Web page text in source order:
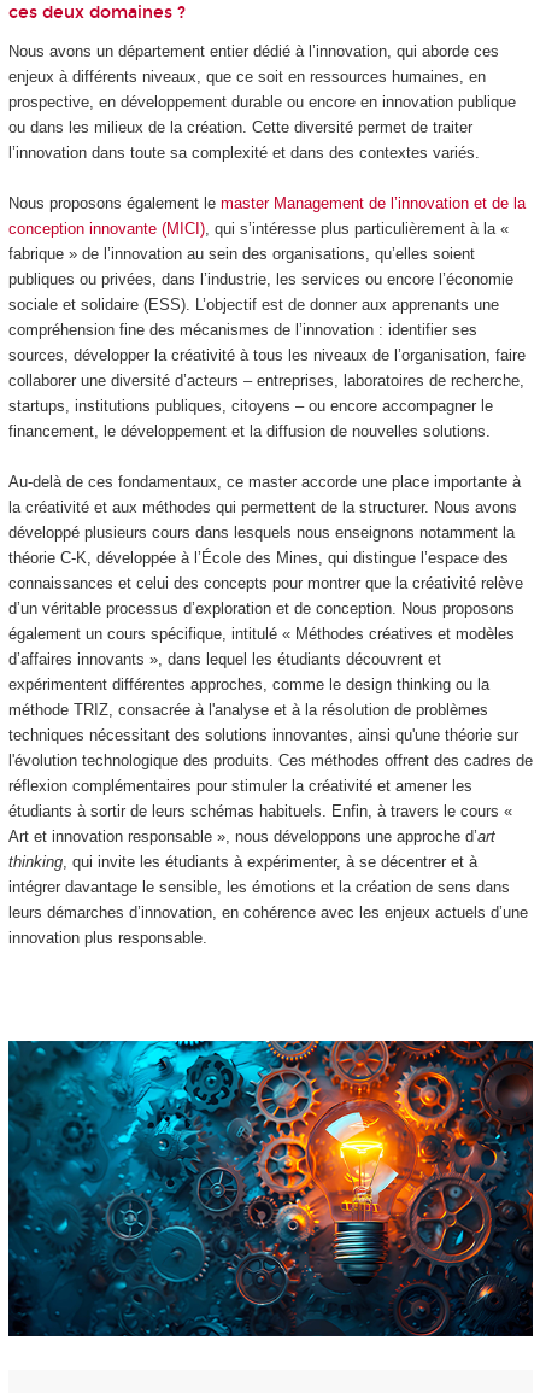
ces deux domaines ?
Nous avons un département entier dédié à l’innovation, qui aborde ces
enjeux à différents niveaux, que ce soit en ressources humaines, en
prospective, en développement durable ou encore en innovation publique
ou dans les milieux de la création. Cette diversité permet de traiter
l’innovation dans toute sa complexité et dans des contextes variés.
Nous proposons également le master Management de l’innovation et de la
conception innovante (MICI), qui s’intéresse plus particulièrement à la «
fabrique » de l’innovation au sein des organisations, qu’elles soient
publiques ou privées, dans l’industrie, les services ou encore l’économie
sociale et solidaire (ESS). L’objectif est de donner aux apprenants une
compréhension fine des mécanismes de l’innovation : identifier ses
sources, développer la créativité à tous les niveaux de l’organisation, faire
collaborer une diversité d’acteurs – entreprises, laboratoires de recherche,
startups, institutions publiques, citoyens – ou encore accompagner le
financement, le développement et la diffusion de nouvelles solutions.
Au-delà de ces fondamentaux, ce master accorde une place importante à
la créativité et aux méthodes qui permettent de la structurer. Nous avons
développé plusieurs cours dans lesquels nous enseignons notamment la
théorie C-K, développée à l’École des Mines, qui distingue l’espace des
connaissances et celui des concepts pour montrer que la créativité relève
d’un véritable processus d’exploration et de conception. Nous proposons
également un cours spécifique, intitulé « Méthodes créatives et modèles
d’affaires innovants », dans lequel les étudiants découvrent et
expérimentent différentes approches, comme le design thinking ou la
méthode TRIZ, consacrée à l'analyse et à la résolution de problèmes
techniques nécessitant des solutions innovantes, ainsi qu'une théorie sur
l'évolution technologique des produits. Ces méthodes offrent des cadres de
réflexion complémentaires pour stimuler la créativité et amener les
étudiants à sortir de leurs schémas habituels. Enfin, à travers le cours «
Art et innovation responsable », nous développons une approche d’art
thinking, qui invite les étudiants à expérimenter, à se décentrer et à
intégrer davantage le sensible, les émotions et la création de sens dans
leurs démarches d’innovation, en cohérence avec les enjeux actuels d’une
innovation plus responsable.